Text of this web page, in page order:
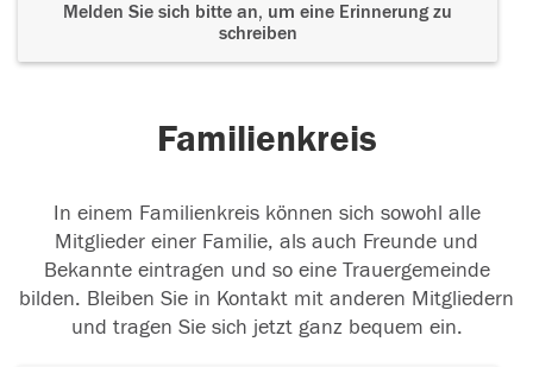
Melden Sie sich bitte an, um eine Erinnerung zu
schreiben
Familienkreis
In einem Familienkreis können sich sowohl alle
Mitglieder einer Familie, als auch Freunde und
Bekannte eintragen und so eine Trauergemeinde
bilden. Bleiben Sie in Kontakt mit anderen Mitgliedern
und tragen Sie sich jetzt ganz bequem ein.